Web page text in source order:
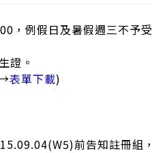
，例假日及暑假週三不予受
證。
表單下載)
前告知註冊組，